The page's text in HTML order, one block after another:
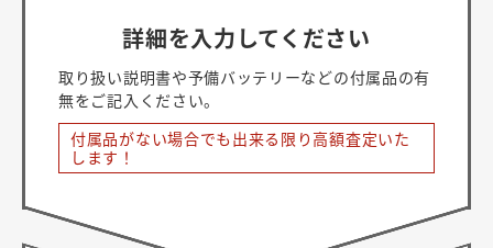
詳細を入力してください
取り扱い説明書や予備バッテリーなどの付属品の有
無をご記入ください。
付属品がない場合でも出来る限り高額査定いた
します！